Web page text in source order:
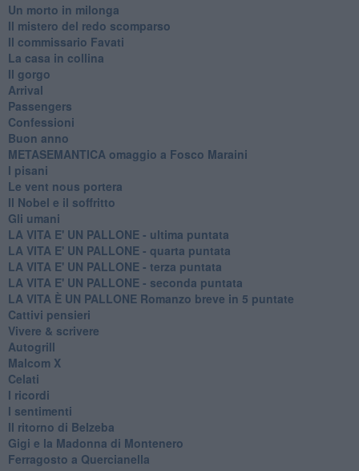
Un morto in milonga
Il mistero del redo scomparso
Il commissario Favati
La casa in collina
Il gorgo
Arrival
Passengers
Confessioni
Buon anno
METASEMANTICA omaggio a Fosco Maraini
I pisani
Le vent nous portera
Il Nobel e il soffritto
Gli umani
LA VITA E' UN PALLONE - ultima puntata
LA VITA E' UN PALLONE - quarta puntata
LA VITA E' UN PALLONE - terza puntata
LA VITA E' UN PALLONE - seconda puntata
LA VITA È UN PALLONE Romanzo breve in 5 puntate
Cattivi pensieri
Vivere & scrivere
Autogrill
Malcom X
Celati
I ricordi
I sentimenti
Il ritorno di Belzeba
Gigi e la Madonna di Montenero
Ferragosto a Quercianella